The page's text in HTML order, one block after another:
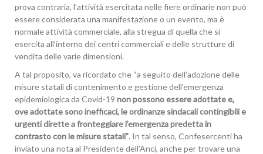
prova contraria, l’attività esercitata nelle fiere ordinarie non può
essere considerata una manifestazione o un evento, ma è
normale attività commerciale, alla stregua di quella che si
esercita all’interno dei centri commerciali e delle strutture di
vendita delle varie dimensioni.
A tal proposito, va ricordato che “a seguito dell’adozione delle
misure statali di contenimento e gestione dell’emergenza
epidemiologica da Covid-19 non possono essere adottate e,
ove adottate sono inefficaci, le ordinanze sindacali contingibili e
urgenti dirette a fronteggiare l’emergenza predetta in
contrasto con le misure statali”. In tal senso, Confesercenti ha
inviato una nota al Presidente dell’Anci, anche per trovare una